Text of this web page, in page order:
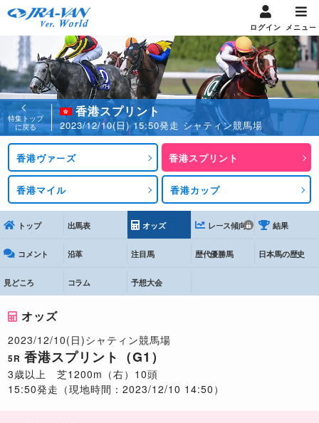
ログイン メニュー
特集トップ
に戻る
香港スプリント
2023/12/10(日) 15:50発走 シャティン競馬場
香港ヴァーズ 香港スプリント
香港マイル 香港カップ
トップ 出馬表 オッズ レース傾向 結果
コメント 沿革 注目馬 歴代優勝馬 日本馬の歴史
見どころ コラム 予想大会
オッズ
2023/12/10(日)シャティン競馬場
5R 香港スプリント（G1）
3歳以上 芝1200m（右）10頭
15:50発走（現地時間：2023/12/10 14:50）